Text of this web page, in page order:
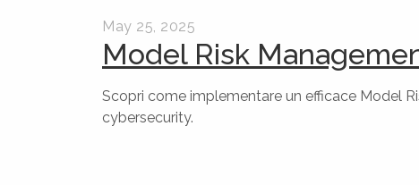
May 25, 2025
Model Risk
Scopri come implementare un efficace Model
cybersecurity.